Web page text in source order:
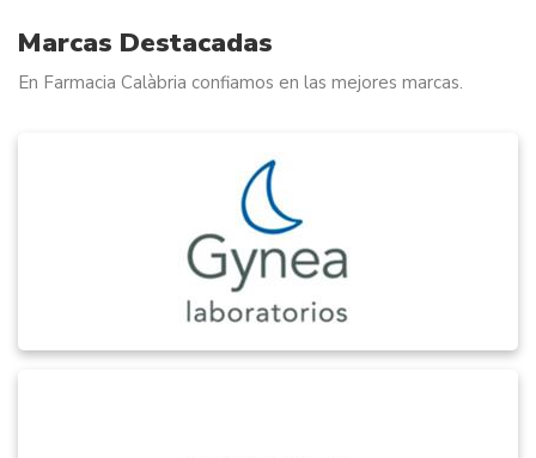
Marcas Destacadas
En Farmacia Calàbria confiamos en las mejores marcas.